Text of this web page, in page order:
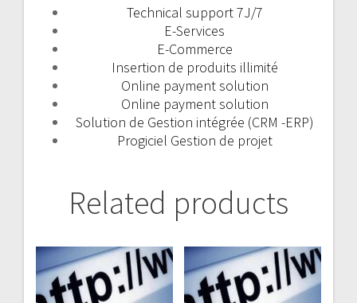
Technical support 7J/7
E-Services
E-Commerce
Insertion de produits illimité
Online payment solution
Online payment solution
Solution de Gestion intégrée (CRM -ERP)
Progiciel Gestion de projet
Related products